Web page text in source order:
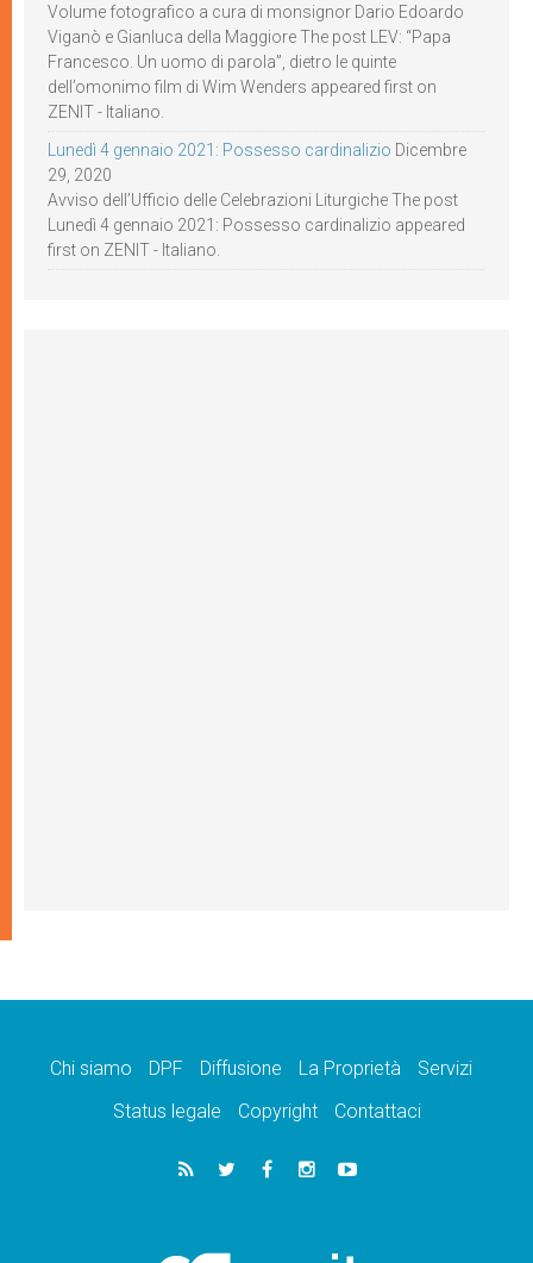
Volume fotografico a cura di monsignor Dario Edoardo
Viganò e Gianluca della Maggiore The post LEV: “Papa
Francesco. Un uomo di parola”, dietro le quinte
dell’omonimo film di Wim Wenders appeared first on
ZENIT - Italiano.
Lunedì 4 gennaio 2021: Possesso cardinalizio Dicembre
29, 2020
Avviso dell’Ufficio delle Celebrazioni Liturgiche The post
Lunedì 4 gennaio 2021: Possesso cardinalizio appeared
first on ZENIT - Italiano.
Chi siamo DPF Diffusione La Proprietà
Servizi
Status legale
Copyright Contattaci